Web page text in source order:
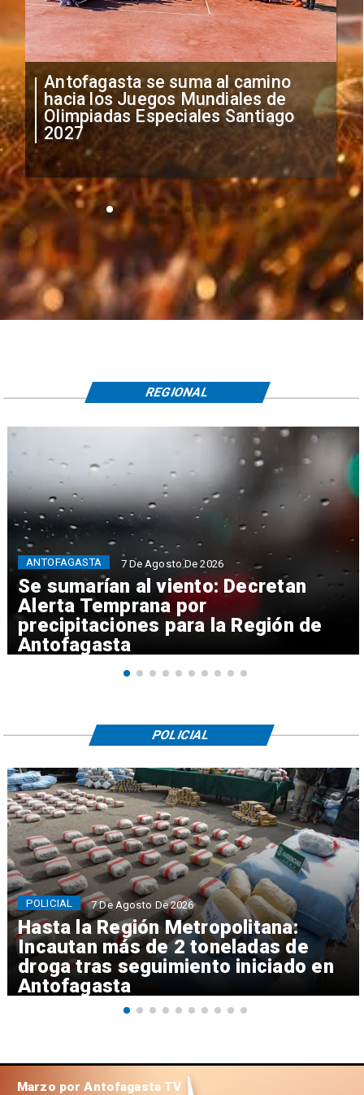
"Falta de profesionalismo": Sifup
anuncia medidas por situación
irregular de futbolistas
extranjeros
Se sumarían al viento: Decretan
Alerta Temprana por
precipitaciones para la Región de
Antofagasta
ANTOFAGASTA 7 De Agosto De 2026
REGIONAL
Hasta la Región Metropolitana:
Incautan más de 2 toneladas de
droga tras seguimiento iniciado en
Antofagasta
POLICIAL 7 De Agosto De 2026
POLICIAL
Marzo por Antofagasta TV